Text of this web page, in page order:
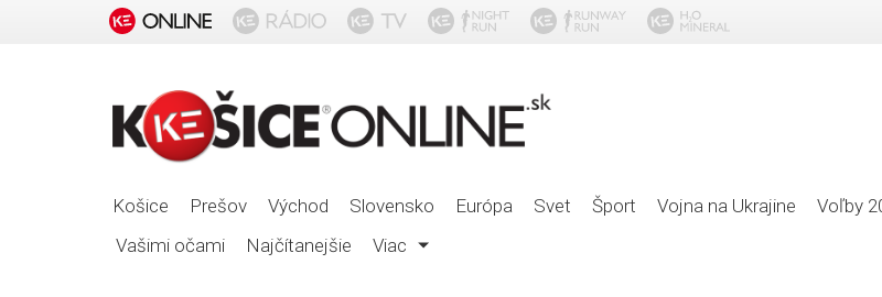
Košice Prešov Východ Slovensko Európa Svet Šport Vojna na Ukrajine
Voľby
Vašimi očami
Najčítanejšie Viac